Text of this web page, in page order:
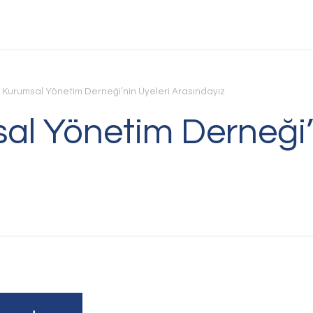
Kurumsal Yönetim Derneği’nin Üyeleri Arasındayız
Yönetim